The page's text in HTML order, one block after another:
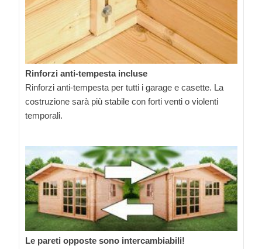
Rinforzi anti-tempesta incluse
Rinforzi anti-tempesta per tutti i garage e casette. La
costruzione sarà più stabile con forti venti o violenti
temporali.
Le pareti opposte sono intercambiabili!